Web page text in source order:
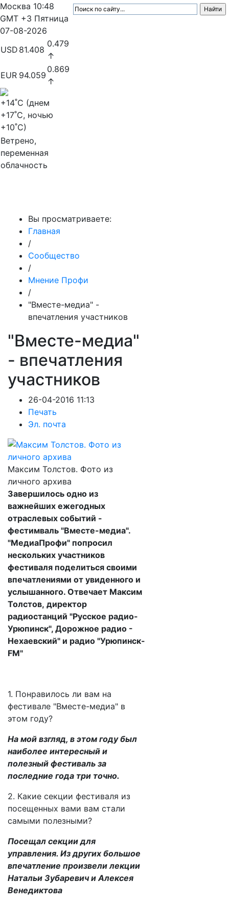
Москва 10:48
GMT +3 Пятница
07-08-2026
USD 81.408
0.479
↑
EUR 94.059
0.869
↑
+14˚C (днем
+17˚C, ночью
+10˚C)
Ветрено,
переменная
облачность
Вы просматриваете:
Главная
/
Сообщество
/
Мнение Профи
/
"Вместе-медиа" -
впечатления участников
"Вместе-медиа"
- впечатления
участников
26-04-2016 11:13
Печать
Эл. почта
Максим Толстов. Фото из
личного архива
Завершилось одно из
важнейших ежегодных
отраслевых событий -
фестимваль "Вместе-медиа".
"МедиаПрофи" попросил
нескольких участников
фестиваля поделиться своими
впечатлениями от увиденного и
услышанного. Отвечает Максим
Толстов, директор
радиостанций "Русское радио-
Урюпинск", Дорожное радио -
Нехаевский" и радио "Урюпинск-
FM"
1. Понравилось ли вам на
фестивале "Вместе-медиа" в
этом году?
На мой взгляд, в этом году был
наиболее интересный и
полезный фестиваль за
последние года три точно.
2. Какие секции фестиваля из
посещенных вами вам стали
самыми полезными?
Посещал секции для
управления. Из других большое
впечатление произвели лекции
Натальи Зубаревич и Алексея
Венедиктова